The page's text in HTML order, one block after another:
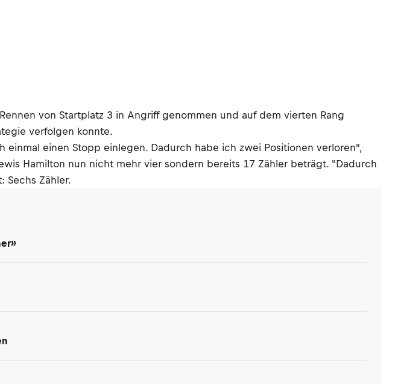
von Startplatz 3 in Angriff genommen und auf dem vierten Rang
verfolgen konnte.
einen Stopp einlegen. Dadurch habe ich zwei Positionen verloren",
Hamilton nun nicht mehr vier sondern bereits 17 Zähler beträgt. "Dadurch
Sechs Zähler.